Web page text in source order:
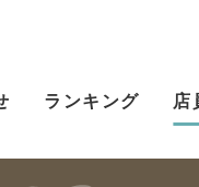
ランキング 店